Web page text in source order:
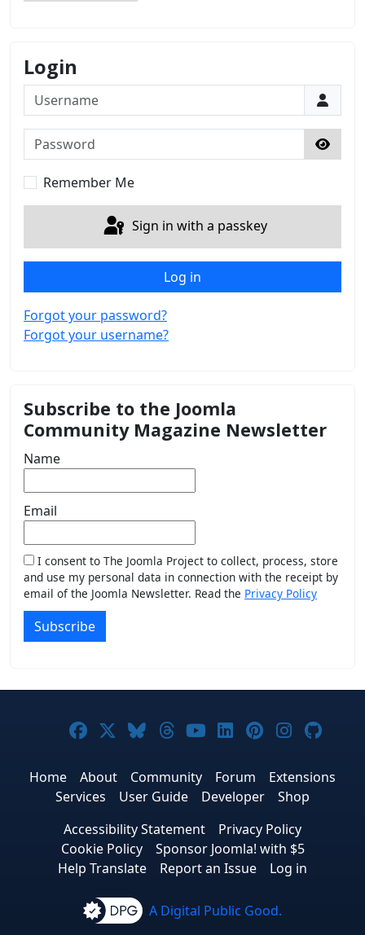
Login
Username
Password
Show
Remember Me
Sign in with a passkey
Log in
Forgot your password?
Forgot your username?
Subscribe to the Joomla
Community Magazine Newsletter
Name
Email
I consent to The Joomla Project to collect, process, store
and use my personal data in connection with the receipt by
email of the Joomla Newsletter. Read the Privacy Policy
Subscribe
Joomla! on Facebook
Joomla! on X
Joomla! on Bluesky
Joomla! on Threads
Joomla! on
Joomla! on
Joomla! on
Joomla!
Home About Community Forum
Extensions
Services
User Guide Developer
Shop
Accessibility Statement
Privacy Policy
Cookie Policy
Sponsor Joomla! with $5
Help Translate
Report an Issue Log in
A Digital Public Good.